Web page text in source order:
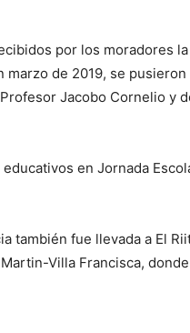
por los moradores
de 2019, se
Jacobo Cornelio y
en Jornada
también fue llevada a El
Villa Francisca,